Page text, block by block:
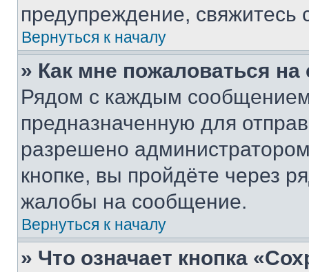
предупреждение,
Вернуться к началу
» Как мне пожаловаться
Рядом с каждым сообщением
предназначенную для
разрешено
кнопке, вы пройдёте через
жалобы на сообщение.
Вернуться к началу
» Что означает кнопка